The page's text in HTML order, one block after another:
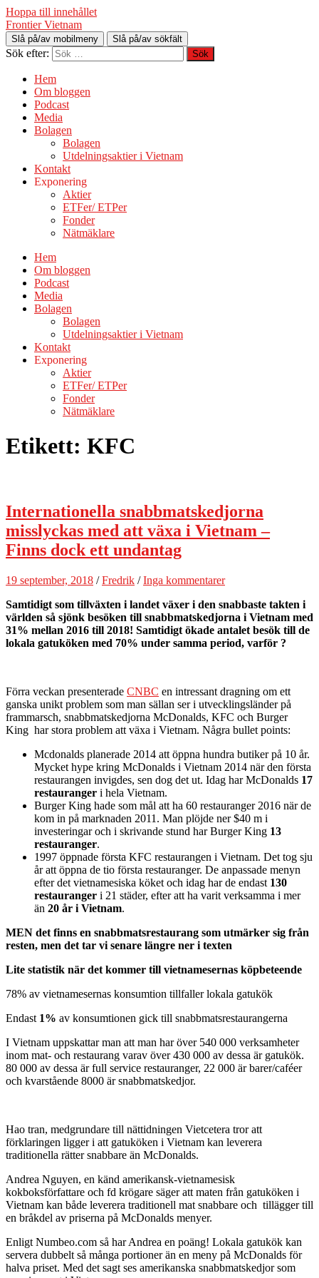
Hoppa till innehållet
Frontier Vietnam
Slå på/av mobilmeny Slå på/av sökfält
Sök efter:
Hem
Om bloggen
Podcast
Media
Bolagen
Bolagen
Utdelningsaktier i Vietnam
Kontakt
Exponering
Aktier
ETFer/ ETPer
Fonder
Nätmäklare
Hem
Om bloggen
Podcast
Media
Bolagen
Bolagen
Utdelningsaktier i Vietnam
Kontakt
Exponering
Aktier
ETFer/ ETPer
Fonder
Nätmäklare
Etikett: KFC
Internationella snabbmatskedjorna
misslyckas med att växa i Vietnam –
Finns dock ett undantag
19 september, 2018 /Fredrik /Inga kommentarer
Samtidigt som tillväxten i landet växer i den snabbaste takten i
världen så sjönk besöken till snabbmatskedjorna i Vietnam med
31% mellan 2016 till 2018! Samtidigt ökade antalet besök till de
lokala gatuköken med 70% under samma period, varför ?
Förra veckan presenterade CNBC en intressant dragning om ett
ganska unikt problem som man sällan ser i utvecklingsländer på
frammarsch, snabbmatskedjorna McDonalds, KFC och Burger
King har stora problem att växa i Vietnam. Några bullet points:
Mcdonalds planerade 2014 att öppna hundra butiker på 10 år.
Mycket hype kring McDonalds i Vietnam 2014 när den första
restaurangen invigdes, sen dog det ut. Idag har McDonalds 17
restauranger i hela Vietnam.
Burger King hade som mål att ha 60 restauranger 2016 när de
kom in på marknaden 2011. Man plöjde ner $40 m i
investeringar och i skrivande stund har Burger King 13
restauranger.
1997 öppnade första KFC restaurangen i Vietnam. Det tog sju
år att öppna de tio första restauranger. De anpassade menyn
efter det vietnamesiska köket och idag har de endast 130
restauranger i 21 städer, efter att ha varit verksamma i mer
än 20 år i Vietnam.
MEN det finns en snabbmatsrestaurang som utmärker sig från
resten, men det tar vi senare längre ner i texten
Lite statistik när det kommer till vietnamesernas köpbeteende
78% av vietnamesernas konsumtion tillfaller lokala gatukök
Endast 1% av konsumtionen gick till snabbmatsrestaurangerna
I Vietnam uppskattar man att man har över 540 000 verksamheter
inom mat- och restaurang varav över 430 000 av dessa är gatukök.
80 000 av dessa är full service restauranger, 22 000 är barer/caféer
och kvarstående 8000 är snabbmatskedjor.
Hao tran, medgrundare till nättidningen Vietcetera tror att
förklaringen ligger i att gatuköken i Vietnam kan leverera
traditionella rätter snabbare än McDonalds.
Andrea Nguyen, en känd amerikansk-vietnamesisk
kokboksförfattare och fd krögare säger att maten från gatuköken i
Vietnam kan både leverera traditionell mat snabbare och tillägger till
en bråkdel av priserna på McDonalds menyer.
Enligt Numbeo.com så har Andrea en poäng! Lokala gatukök kan
servera dubbelt så många portioner än en meny på McDonalds för
halva priset. Med det sagt ses amerikanska snabbmatskedjor som